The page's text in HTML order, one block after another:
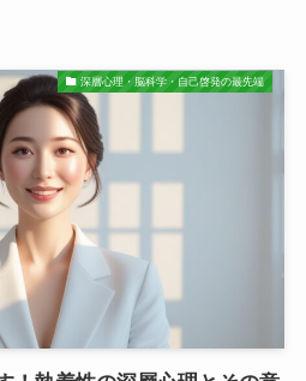
深層心理・脳科学・自己啓発の最先端